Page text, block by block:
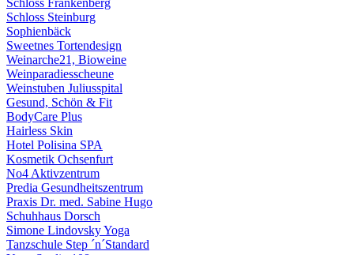
Schloss Frankenberg
Schloss Steinburg
Sophienbäck
Sweetnes Tortendesign
Weinarche21, Bioweine
Weinparadiesscheune
Weinstuben Juliusspital
Gesund, Schön & Fit
BodyCare Plus
Hairless Skin
Hotel Polisina SPA
Kosmetik Ochsenfurt
No4 Aktivzentrum
Predia Gesundheitszentrum
Praxis Dr. med. Sabine Hugo
Schuhhaus Dorsch
Simone Lindovsky Yoga
Tanzschule Step ´n´Standard